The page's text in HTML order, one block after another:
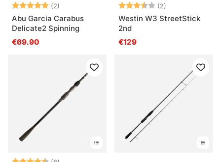
Bewertung:(2)
5.0 von 5 Sternen
Abu Garcia Carabus
Delicate2 Spinning
€69.90
Bewertung:(2)
Westin W3 StreetStick
2nd
€129